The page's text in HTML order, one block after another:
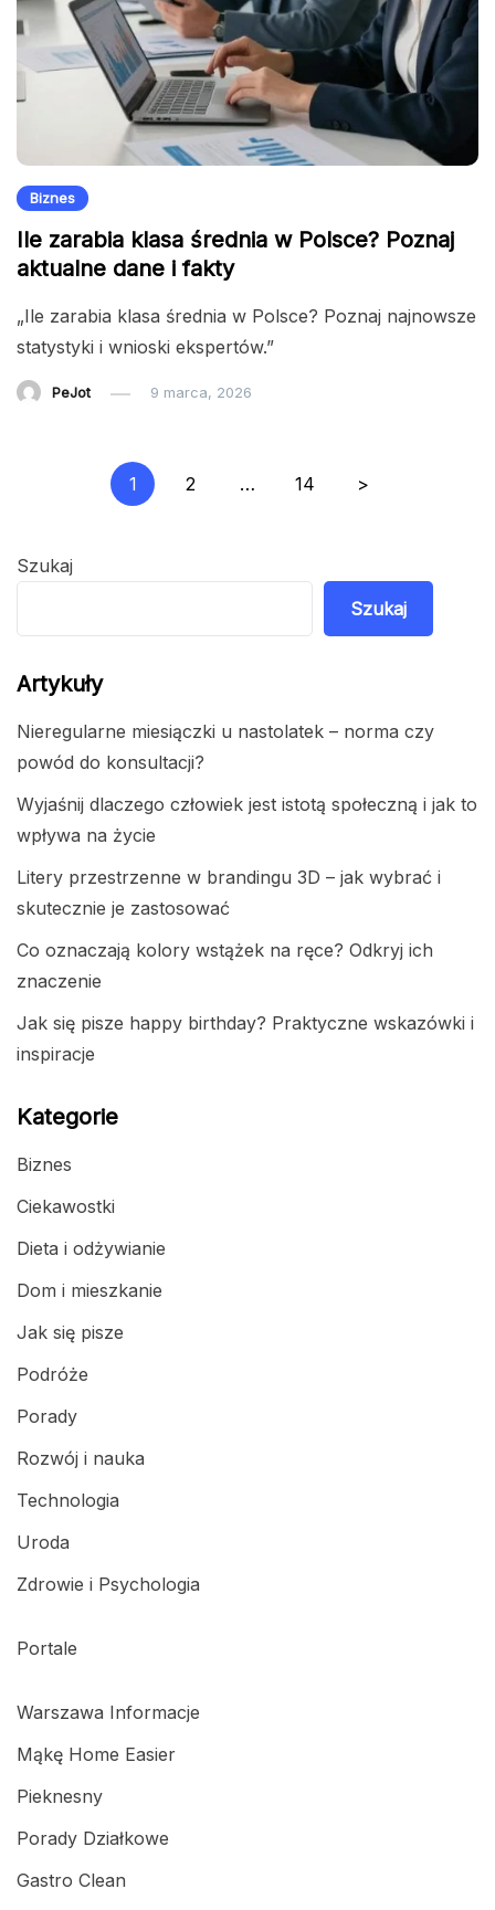
Biznes
Ile zarabia klasa średnia w Polsce? Poznaj
aktualne dane i fakty
„Ile zarabia klasa średnia w Polsce? Poznaj najnowsze
statystyki i wnioski ekspertów.”
PeJot 9 marca, 2026
Stronicowanie
1 2 … 14 >
Szukaj
Szukaj
Artykuły
Nieregularne miesiączki u nastolatek – norma czy
powód do konsultacji?
Wyjaśnij dlaczego człowiek jest istotą społeczną i jak to
wpływa na życie
Litery przestrzenne w brandingu 3D – jak wybrać i
skutecznie je zastosować
Co oznaczają kolory wstążek na ręce? Odkryj ich
znaczenie
Jak się pisze happy birthday? Praktyczne wskazówki i
inspiracje
Kategorie
Biznes
Ciekawostki
Dieta i odżywianie
Dom i mieszkanie
Jak się pisze
Podróże
Porady
Rozwój i nauka
Technologia
Uroda
Zdrowie i Psychologia
Portale
Warszawa Informacje
Mąkę Home Easier
Pieknesny
Porady Działkowe
Gastro Clean